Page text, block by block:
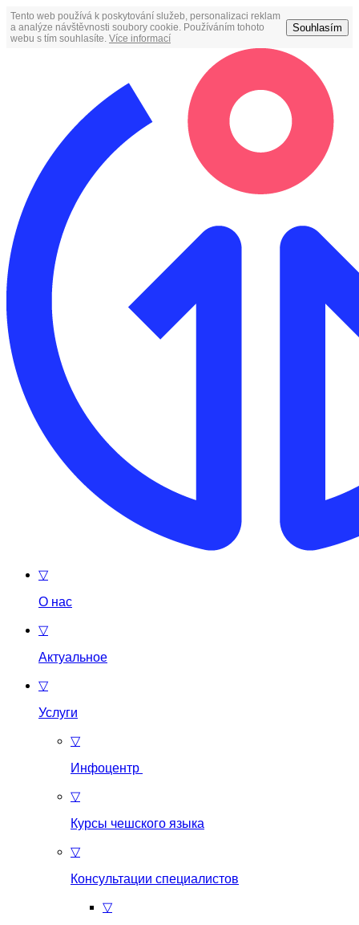
Tento web používá k poskytování služeb, personalizaci reklam
a analýze návštěvnosti soubory cookie. Používáním tohoto
webu s tím souhlasíte. Více informací
Souhlasím
▽
О нас
▽
Актуальное
▽
Услуги
▽
Инфоцентр
▽
Курсы чешского языка
▽
Консультации специалистов
▽